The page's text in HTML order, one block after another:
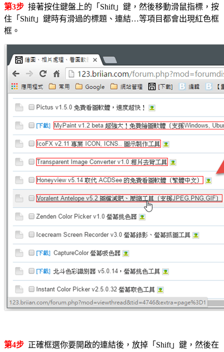
第3步 接著按住鍵盤上的「Shift」鍵，然後移動滑鼠指標，按
住「Shift」鍵時有滑過的標題、連結…等項目都會出現紅色框
框。
第4步 正確框選你要開啟的連結後，放掉「Shift」鍵，然後在